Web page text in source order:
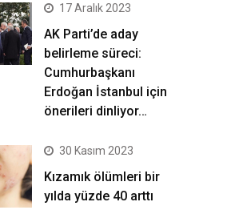
17 Aralık 2023
AK Parti’de aday
belirleme süreci:
Cumhurbaşkanı
Erdoğan İstanbul için
önerileri dinliyor…
30 Kasım 2023
Kızamık ölümleri bir
yılda yüzde 40 arttı